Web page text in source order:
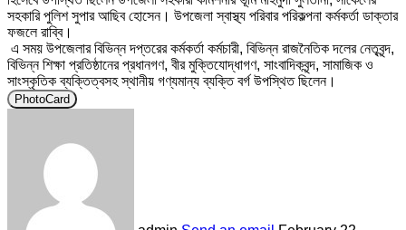
সহকারি পুলিশ সুপার আছিব হোসেন। উপজেলা স্বাস্থ্য পরিবার পরিকল্পনা কর্মকর্তা ডাক্তার
ফজলে রাব্বি।
এ সময় উপজেলার বিভিন্ন দপ্তরের কর্মকর্তা কর্মচারী, বিভিন্ন রাজনৈতিক দলের নেতৃবৃন্দ,
বিভিন্ন শিক্ষা প্রতিষ্ঠানের প্রধানগণ, বীর মুক্তিযোদ্ধাগণ, সাংবাদিকবৃন্দ, সামাজিক ও
সাংস্কৃতিক ব্যক্তিত্বসহ স্থানীয় গণ্যমান্য ব্যক্তি বর্গ উপস্থিত ছিলেন।
PhotoCard